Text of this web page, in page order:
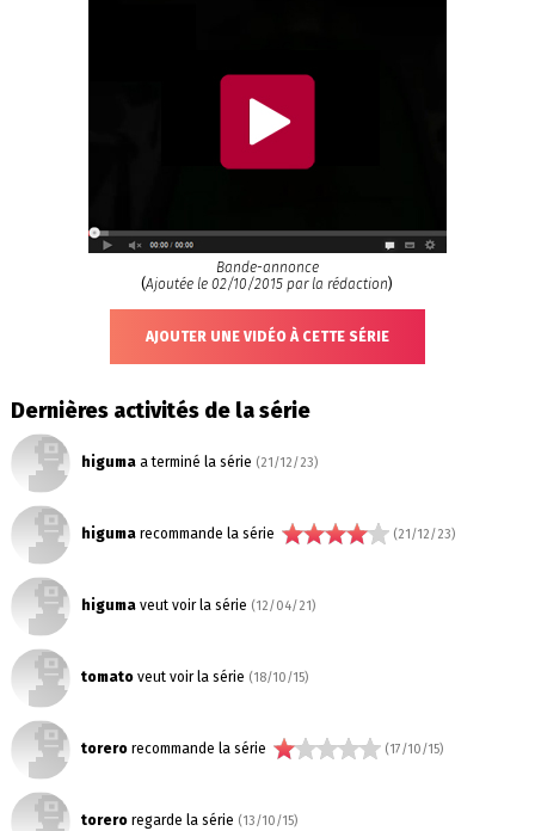
Bande-annonce
(Ajoutée le 02/10/2015 par la rédaction)
AJOUTER UNE VIDÉO À CETTE SÉRIE
Dernières activités de la série
higumaa terminé la série (21/12/23)
higumarecommande la série (21/12/23)
higumaveut voir la série (12/04/21)
tomatoveut voir la série (18/10/15)
torerorecommande la série (17/10/15)
toreroregarde la série (13/10/15)